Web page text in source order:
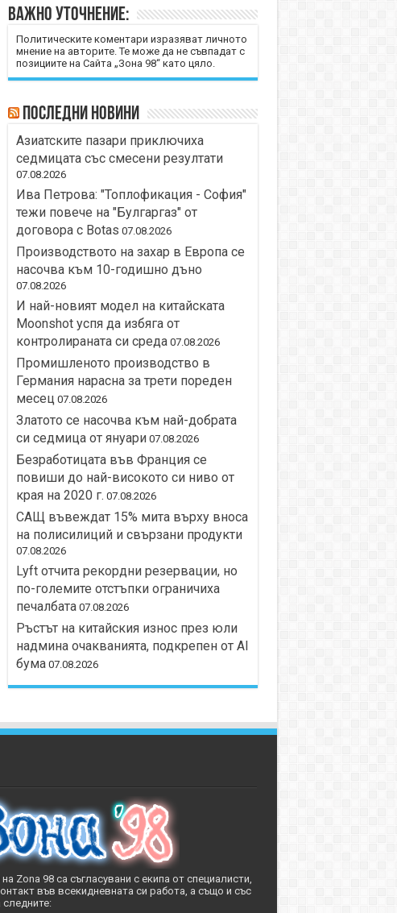
Важно уточнение:
Политическите коментари изразяват личното
мнение на авторите. Те може да не съвпадат с
позициите на Сайта „Зона 98“ като цяло.
Последни новини
Азиатските пазари приключиха
седмицата със смесени резултати
07.08.2026
Ива Петрова: "Топлофикация - София"
тежи повече на "Булгаргаз" от
договора с Botas 07.08.2026
Производството на захар в Европа се
насочва към 10-годишно дъно
07.08.2026
И най-новият модел на китайската
Moonshot успя да избяга от
контролираната си среда 07.08.2026
Промишленото производство в
Германия нарасна за трети пореден
месец 07.08.2026
Златото се насочва към най-добрата
си седмица от януари 07.08.2026
Безработицата във Франция се
повиши до най-високото си ниво от
края на 2020 г. 07.08.2026
САЩ въвеждат 15% мита върху вноса
на полисилиций и свързани продукти
07.08.2026
Lyft отчита рекордни резервации, но
по-големите отстъпки ограничиха
печалбата 07.08.2026
Ръстът на китайския износ през юли
надмина очакванията, подкрепен от AI
бума 07.08.2026
Zona 98 са съгласувани с екипа от специалисти,
във всекидневната си работа, а също и със